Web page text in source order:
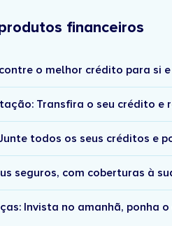
financeiros
o melhor crédito para si
Transfira o seu crédito e
todos os seus créditos e
seguros, com coberturas à
Invista no amanhã, ponha